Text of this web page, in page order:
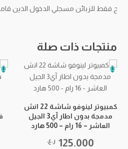
فقط للزبائن مسجلي الدخول الذين
منتجات ذات صلة
كمبيوتر لينوفو شاشة 22 انش
مدمجة بدون اطار آي3 الجيل
العاشر – 16 رام – 500 هارد
125.000 ر.ع.